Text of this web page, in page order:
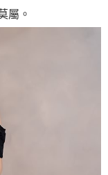
屬。